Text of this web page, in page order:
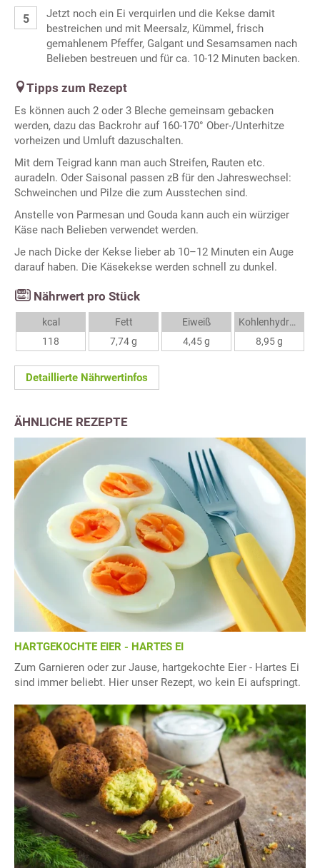
Jetzt noch ein Ei verquirlen und die Kekse damit
bestreichen und mit Meersalz, Kümmel, frisch
gemahlenem Pfeffer, Galgant und Sesamsamen nach
Belieben bestreuen und für ca. 10-12 Minuten backen.
Tipps zum Rezept
Es können auch 2 oder 3 Bleche gemeinsam gebacken
werden, dazu das Backrohr auf 160-170° Ober-/Unterhitze
vorheizen und Umluft dazuschalten.
Mit dem Teigrad kann man auch Streifen, Rauten etc.
auradeln. Oder Saisonal passen zB für den Jahreswechsel:
Schweinchen und Pilze die zum Ausstechen sind.
Anstelle von Parmesan und Gouda kann auch ein würziger
Käse nach Belieben verwendet werden.
Je nach Dicke der Kekse lieber ab 10–12 Minuten ein Auge
darauf haben. Die Käsekekse werden schnell zu dunkel.
Nährwert pro Stück
kcal
118
Fett
7,74 g
Eiweiß
4,45 g
Kohlenhydrate
8,95 g
Detaillierte Nährwertinfos
ÄHNLICHE REZEPTE
HARTGEKOCHTE EIER - HARTES EI
Zum Garnieren oder zur Jause, hartgekochte Eier - Hartes Ei
sind immer beliebt. Hier unser Rezept, wo kein Ei aufspringt.